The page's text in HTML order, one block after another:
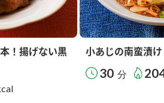
！揚げない黒
小あじの南蛮漬け
30 分